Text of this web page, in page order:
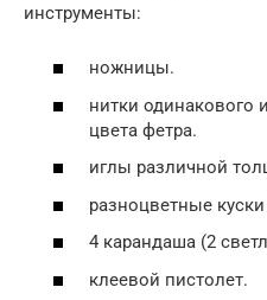
инструменты:
ножницы.
нитки одинакового
цвета фетра.
иглы различной
разноцветные
4 карандаша (2
клеевой пистолет.